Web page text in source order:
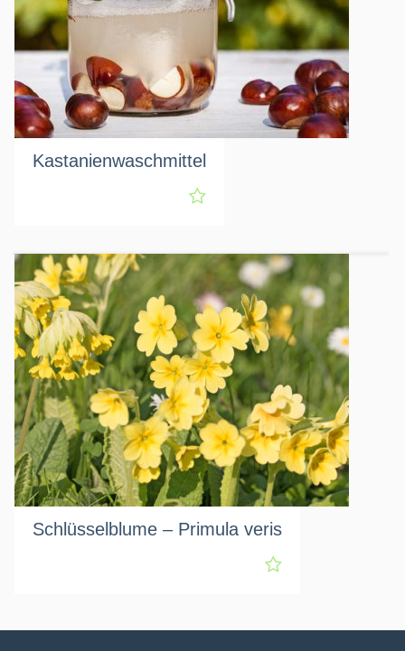
Kastanienwaschmittel
Schlüsselblume – Primula veris